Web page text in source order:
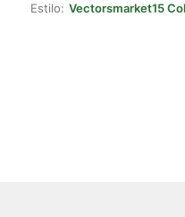
Estilo: Vectorsmarket15